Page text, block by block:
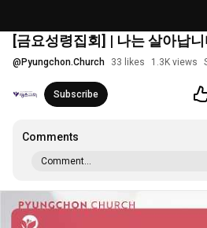
[금요성령집회] | 나는 살아납
@ Pyungchon.Church 33 likes 1.3K views
Subscribe
Comments
Comment...